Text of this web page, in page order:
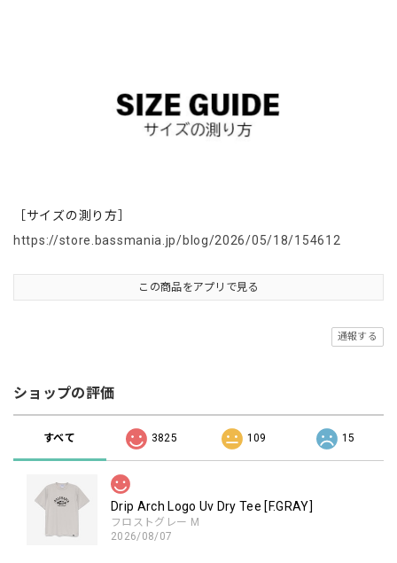
［サイズの測り方］
https://store.bassmania.jp/blog/2026/05/18/154612
この商品をアプリで見る
通報する
ショップの評価
すべて 3825 109 15
Drip Arch Logo Uv Dry Tee [F.GRAY]
フロストグレー M
2026/08/07